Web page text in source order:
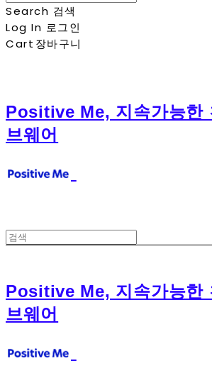
Search 검색
Log In 로그인
Cart 장바구니
Positive Me, 지속가능한
브웨어
Positive Me, 지속가능한
브웨어